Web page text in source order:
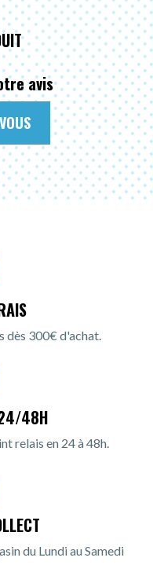
avis
dès 300€ d'achat.
48H
relais en 24 à 48h.
du Lundi au Samedi